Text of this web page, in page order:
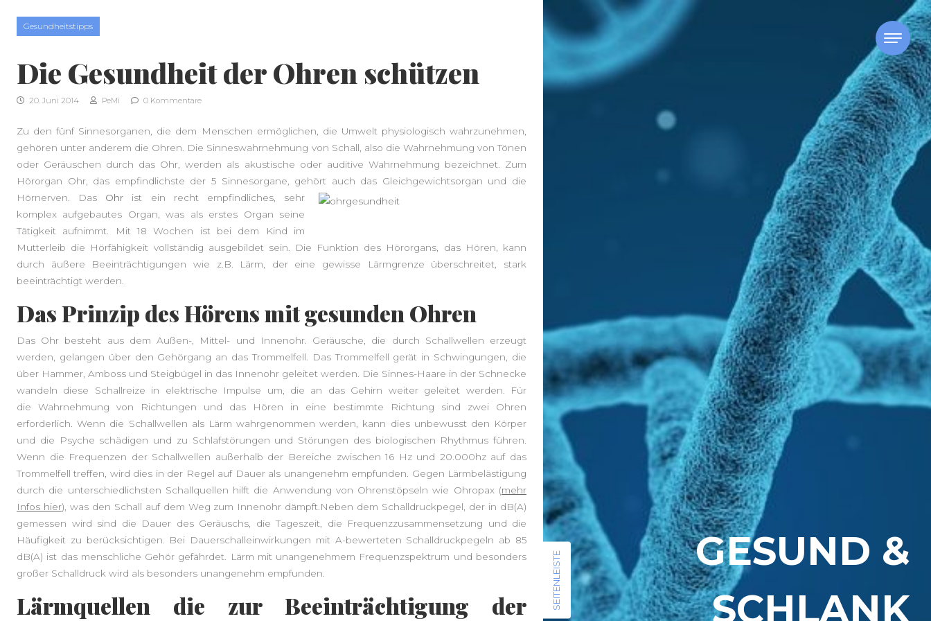
Gesundheitstipps
Die Gesundheit der Ohren schützen
20. Juni 2014 PeMi 0 Kommentare
Zu den fünf Sinnesorganen, die dem Menschen ermöglichen, die Umwelt physiologisch wahrzunehmen,
gehören unter anderem die Ohren. Die Sinneswahrnehmung von Schall, also die Wahrnehmung von Tönen
oder Geräuschen durch das Ohr, werden als akustische oder auditive Wahrnehmung bezeichnet. Zum
Hörorgan Ohr, das empfindlichste der 5 Sinnesorgane, gehört auch das Gleichgewichtsorgan und die
Hörnerven. Das Ohr ist ein recht empfindliches, sehr
komplex aufgebautes Organ, was als erstes Organ seine
Tätigkeit aufnimmt. Mit 18 Wochen ist bei dem Kind im
Mutterleib die Hörfähigkeit vollständig ausgebildet sein. Die Funktion des Hörorgans, das Hören, kann
durch äußere Beeinträchtigungen wie z.B. Lärm, der eine gewisse Lärmgrenze überschreitet, stark
beeinträchtigt werden.
Das Prinzip des Hörens mit gesunden Ohren
Das Ohr besteht aus dem Außen-, Mittel- und Innenohr. Geräusche, die durch Schallwellen erzeugt
werden, gelangen über den Gehörgang an das Trommelfell. Das Trommelfell gerät in Schwingungen, die
über Hammer, Amboss und Steigbügel in das Innenohr geleitet werden. Die Sinnes-Haare in der Schnecke
wandeln diese Schallreize in elektrische Impulse um, die an das Gehirn weiter geleitet werden. Für
die Wahrnehmung von Richtungen und das Hören in eine bestimmte Richtung sind zwei Ohren
erforderlich. Wenn die Schallwellen als Lärm wahrgenommen werden, kann dies unbewusst den Körper
und die Psyche schädigen und zu Schlafstörungen und Störungen des biologischen Rhythmus führen.
Wenn die Frequenzen der Schallwellen außerhalb der Bereiche zwischen 16 Hz und 20.000hz auf das
Trommelfell treffen, wird dies in der Regel auf Dauer als unangenehm empfunden. Gegen Lärmbelästigung
durch die unterschiedlichsten Schallquellen hilft die Anwendung von Ohrenstöpseln wie Ohropax (mehr
Infos hier), was den Schall auf dem Weg zum Innenohr dämpft.Neben dem Schalldruckpegel, der in dB(A)
gemessen wird sind die Dauer des Geräuschs, die Tageszeit, die Frequenzzusammensetzung und die
Häufigkeit zu berücksichtigen. Bei Dauerschalleinwirkungen mit A-bewerteten Schalldruckpegeln ab 85
dB(A) ist das menschliche Gehör gefährdet. Lärm mit unangenehmem Frequenzspektrum und besonders
großer Schalldruck wird als besonders unangenehm empfunden.
Lärmquellen die zur Beeinträchtigung der
SEITENLEISTE
abnehmen Allergie
Öl Diät Erkältung
Ernährung Ernährungsumstellung
Fitness Fitnessstudio Fitnesstraining
Gesunder Schlaf
Hygiene Joggen Kaffee Kräuter Massage
Nahrungsergänzung
Radfahren Rückenschmerzen Sauna
Training Vitamine
Wellness
News
Leggings – Leichte Stoffe für
Sommerläufe vs. Thermo-Leggings
für kühle Tage
Musik als Ausdruck deiner Seele: So
findest du deinen Klang
Von der Approbation zur
NationalgerichtRezepte.de –
GESUND &
SCHLANK